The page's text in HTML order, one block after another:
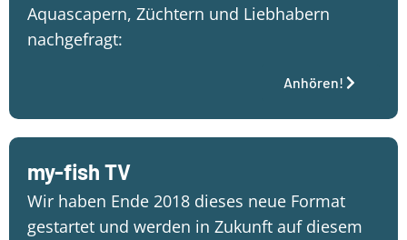
Aquascapern, Züchtern und Liebhabern
nachgefragt:
Anhören!
my-fish TV
Wir haben Ende 2018 dieses neue Format
gestartet und werden in Zukunft auf diesem